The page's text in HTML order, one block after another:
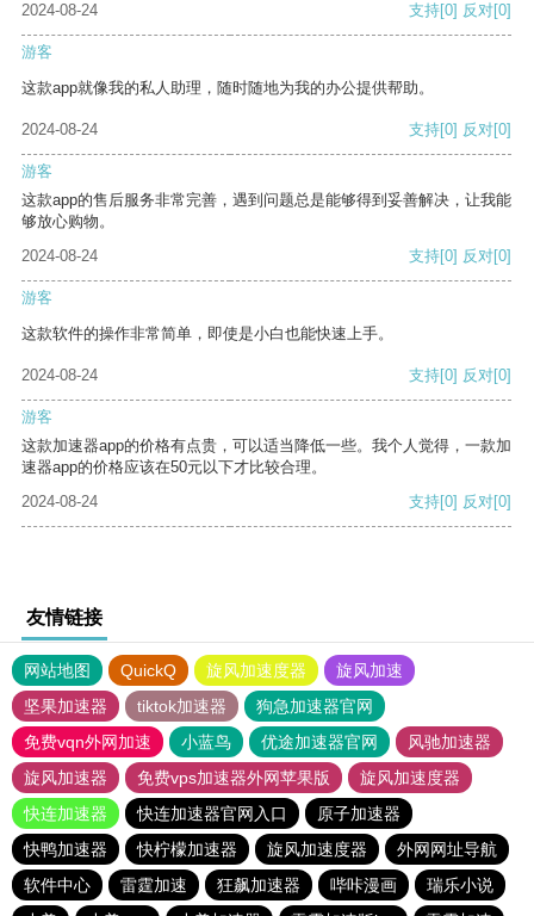
2024-08-24 支持[0] 反对[0]
游客
这款app就像我的私人助理，随时随地为我的办公提供帮助。
2024-08-24 支持[0] 反对[0]
游客
这款app的售后服务非常完善，遇到问题总是能够得到妥善解决，让我能
够放心购物。
2024-08-24
支持[0] 反对[0]
游客
这款软件的操作非常简单，即使是小白也能快速上手。
2024-08-24 支持[0] 反对[0]
游客
这款加速器app的价格有点贵，可以适当降低一些。我个人觉得，一款加
速器app的价格应该在50元以下才比较合理。
2024-08-24
支持[0] 反对[0]
友情链接
网站地图 QuickQ 旋风加速度器
旋风加速
坚果加速器
tiktok加速器
狗急加速器官网
免费vqn外网加速
小蓝鸟 优途加速器官网
风驰加速器
旋风加速器
免费vps加速器外网苹果版
旋风加速度器
快连加速器
快连加速器官网入口
原子加速器
快鸭加速器
快柠檬加速器 旋风加速度器
外网网址导航
软件中心
雷霆加速 狂飙加速器 哔咔漫画
瑞乐小说